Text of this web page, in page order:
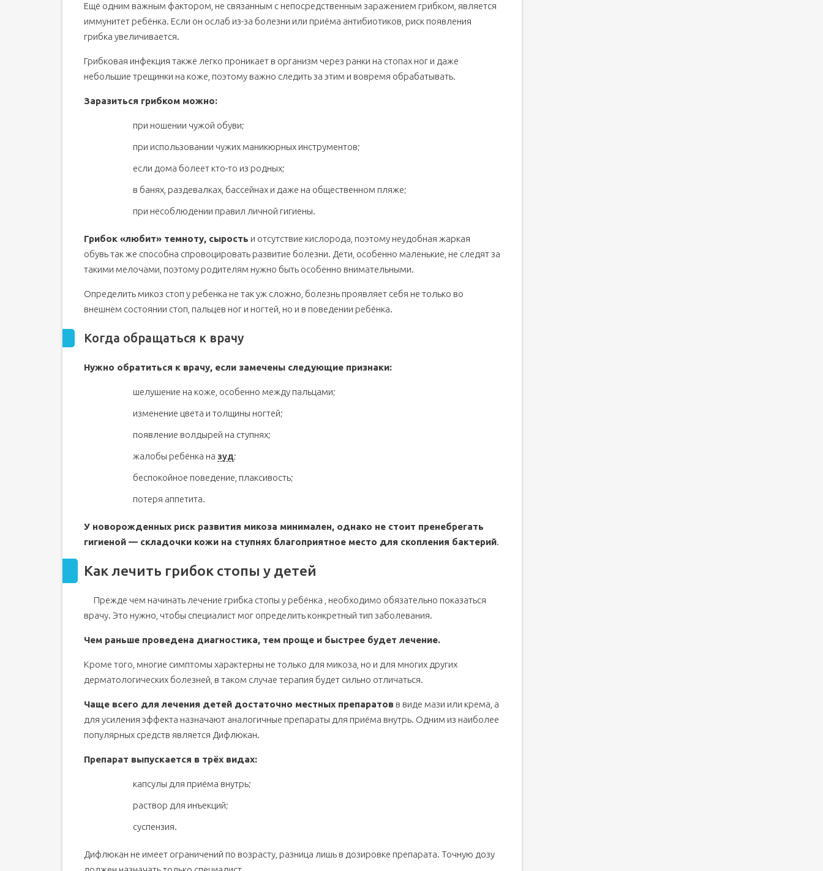
Ещё одним важным фактором, не связанным с непосредственным заражением грибком, является
иммунитет ребёнка. Если он ослаб из-за болезни или приёма антибиотиков, риск появления
грибка увеличивается.
Грибковая инфекция также легко проникает в организм через ранки на стопах ног и даже
небольшие трещинки на коже, поэтому важно следить за этим и вовремя обрабатывать.
Заразиться грибком можно:
при ношении чужой обуви;
при использовании чужих маникюрных инструментов;
если дома болеет кто-то из родных;
в банях, раздевалках, бассейнах и даже на общественном пляже;
при несоблюдении правил личной гигиены.
Грибок «любит» темноту, сырость и отсутствие кислорода, поэтому неудобная жаркая
обувь так же способна спровоцировать развитие болезни. Дети, особенно маленькие, не следят за
такими мелочами, поэтому родителям нужно быть особенно внимательными.
Определить микоз стоп у ребенка не так уж сложно, болезнь проявляет себя не только во
внешнем состоянии стоп, пальцев ног и ногтей, но и в поведении ребёнка.
Когда обращаться к врачу
Нужно обратиться к врачу, если замечены следующие признаки:
шелушение на коже, особенно между пальцами;
изменение цвета и толщины ногтей;
появление волдырей на ступнях;
жалобы ребёнка на зуд;
беспокойное поведение, плаксивость;
потеря аппетита.
У новорожденных риск развития микоза минимален, однако не стоит пренебрегать
гигиеной — складочки кожи на ступнях благоприятное место для скопления бактерий.
Как лечить грибок стопы у детей
Прежде чем начинать лечение грибка стопы у ребёнка , необходимо обязательно показаться
врачу. Это нужно, чтобы специалист мог определить конкретный тип заболевания.
Чем раньше проведена диагностика, тем проще и быстрее будет лечение.
Кроме того, многие симптомы характерны не только для микоза, но и для многих других
дерматологических болезней, в таком случае терапия будет сильно отличаться.
Чаще всего для лечения детей достаточно местных препаратов в виде мази или крема, а
для усиления эффекта назначают аналогичные препараты для приёма внутрь. Одним из наиболее
популярных средств является Дифлюкан.
Препарат выпускается в трёх видах:
капсулы для приёма внутрь;
раствор для инъекций;
суспензия.
Дифлюкан не имеет ограничений по возрасту, разница лишь в дозировке препарата. Точную дозу